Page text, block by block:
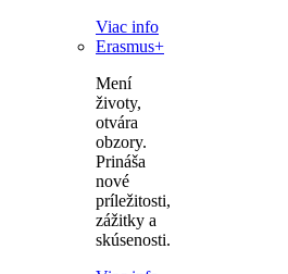
Viac info
Erasmus+
Mení
životy,
otvára
obzory.
Prináša
nové
príležitosti,
zážitky a
skúsenosti.